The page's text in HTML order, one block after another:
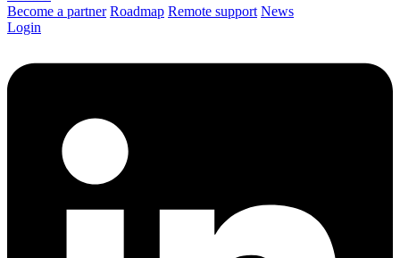
Become a partner Roadmap Remote support News
Login